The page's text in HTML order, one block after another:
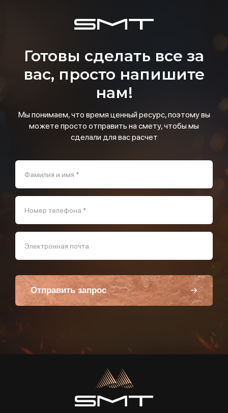
Готовы сделать все за
вас, просто напишите
нам!
Мы понимаем, что время ценный ресурс, поэтому вы
можете просто отправить на смету, чтобы мы
сделали для вас расчет
Фамилия и имя *
Номер телефона *
Электронная почта
Отправить запрос
Пользуясь данной формой вы соглашаетесь с политикой компании